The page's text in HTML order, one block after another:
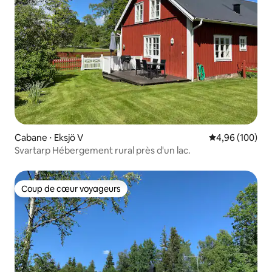
Cabane ⋅ Eksjö V Évaluation
4,96 (100)
Svartarp Hébergement rural près d'un lac.
Coup de cœur voyageurs
Coup de cœur voyageurs